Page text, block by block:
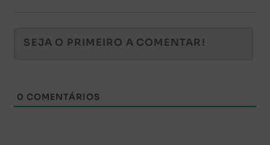
0 COMENTÁRIOS